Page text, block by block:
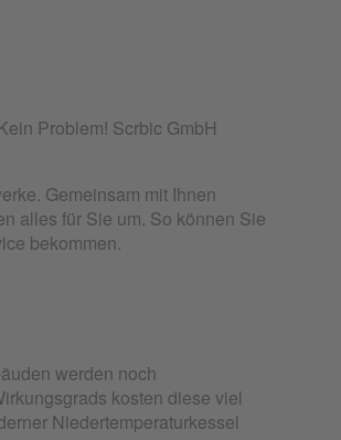
Problem! Scrbic GmbH
Gemeinsam mit Ihnen
alles für Sie um. So können Sie
bekommen.
werden noch
kosten diese viel
Niedertemperaturkessel